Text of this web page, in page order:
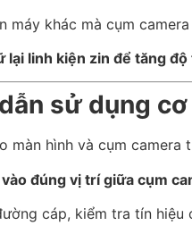
máy khác mà cụm
lại linh kiện zin để tăng
sử dụng cơ
màn hình và cụm camera
vào đúng vị trí giữa cụm
cáp, kiểm tra tín hiệu